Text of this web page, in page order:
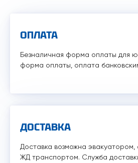
ОПЛАТА
Безналичная форма оплаты для
форма оплаты, оплата
ДОСТАВКА
Доставка возможна эвакуатором,
ЖД транспортом. Служба